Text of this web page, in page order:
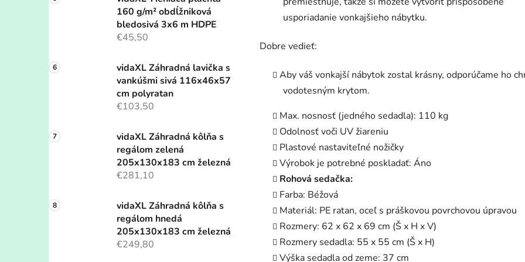
160 g/m² obdĺžniková
bledosivá 3x6 m HDPE
€45,50
vidaXL Záhradná lavička s
vankúšmi sivá 116x46x57
cm polyratan
€103,50
vidaXL Záhradná kôlňa s
regálom zelená
205x130x183 cm železná
€281,10
vidaXL Záhradná kôlňa s
regálom hnedá
205x130x183 cm železná
€249,80
usporiadanie vonkajšieho nábytku.
Dobre vedieť:
Aby váš vonkajší nábytok zostal krásny, odporúčame ho
vodotesným krytom.
Max. nosnosť (jedného sedadla): 110 kg
Odolnosť voči UV žiareniu
Plastové nastaviteľné nožičky
Výrobok je potrebné poskladať: Áno
Rohová sedačka:
Farba: Béžová
Materiál: PE ratan, oceľ s práškovou povrchovou úpravou
Rozmery: 62 x 62 x 69 cm (Š x H x V)
Rozmery sedadla: 55 x 55 cm (Š x H)
Výška sedadla od zeme: 37 cm